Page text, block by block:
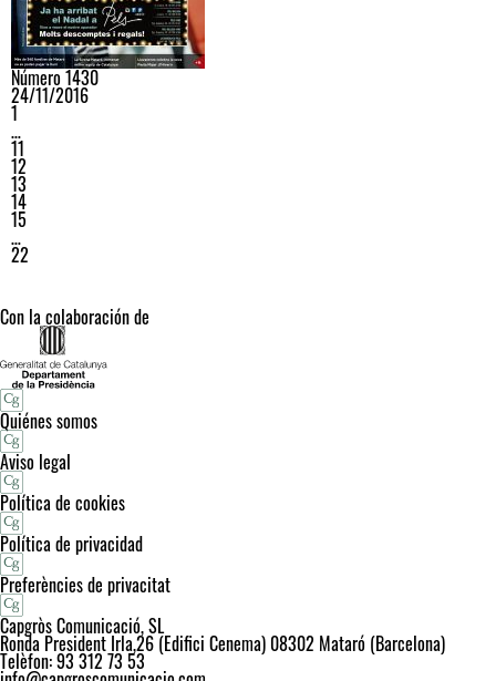
Número 1430
24/11/2016
1
…
11
12
13
14
15
…
22
Con la colaboración de
Quiénes somos
Aviso legal
Política de cookies
Política de privacidad
Preferències de privacitat
Capgròs Comunicació, SL
Ronda President Irla,26 (Edifici Cenema) 08302 Mataró (Barcelona)
Telèfon: 93 312 73 53